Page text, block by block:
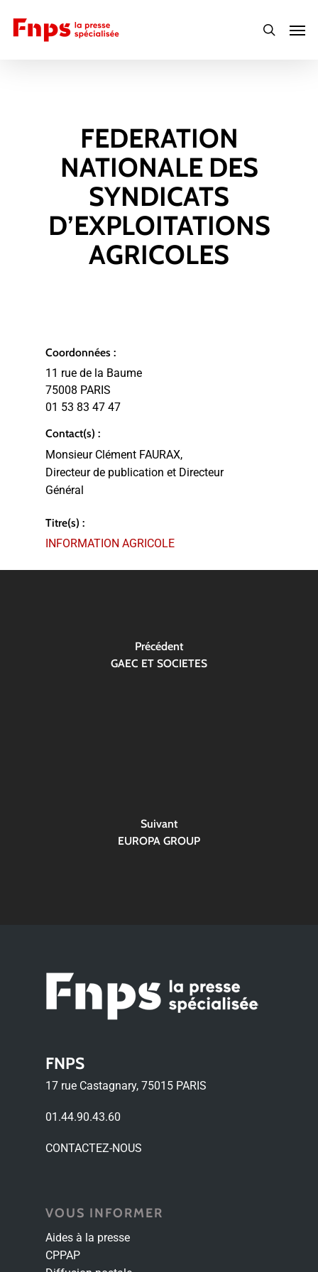
main
search
FEDERATION
NATIONALE DES
SYNDICATS
D’EXPLOITATIONS
AGRICOLES
Coordonnées :
11 rue de la Baume
75008 PARIS
01 53 83 47 47
Contact(s) :
Monsieur Clément FAURAX,
Directeur de publication et Directeur
Général
Titre(s) :
INFORMATION AGRICOLE
Précédent
GAEC ET SOCIETES
Suivant
EUROPA GROUP
FNPS
17 rue Castagnary, 75015 PARIS
01.44.90.43.60
CONTACTEZ-NOUS
VOUS INFORMER
Aides à la presse
CPPAP